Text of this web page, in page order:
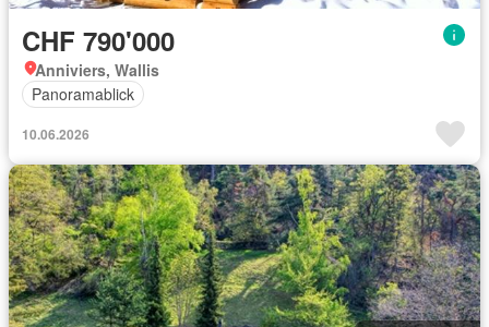
CHF 790'000
Anniviers, Wallis
Panoramablick
10.06.2026